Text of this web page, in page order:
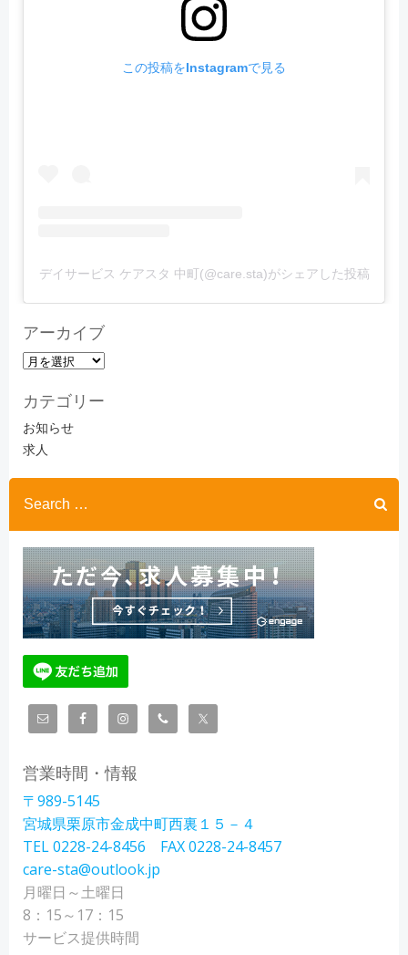
この投稿をInstagramで見る
デイサービス ケアスタ 中町(@care.sta)がシェアした投稿
アーカイブ
ア
カ
イ
ブ
カテゴリー
お知らせ
求人
Search
for:
営業時間・情報
〒989-5145
宮城県栗原市金成中町西裏１５－４
TEL 0228-24-8456 FAX 0228-24-8457
care-sta@outlook.jp
月曜日～土曜日
8：15～17：15
サービス提供時間